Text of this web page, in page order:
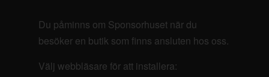
Du påminns om Sponsorhuset när du
besöker en butik som finns ansluten hos oss.
Välj webbläsare för att installera: